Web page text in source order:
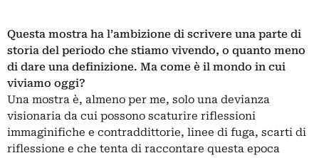
Questa mostra ha l’ambizione di scrivere una parte di
storia del periodo che stiamo vivendo, o quanto meno
di dare una definizione. Ma come è il mondo in cui
viviamo oggi?
Una mostra è, almeno per me, solo una devianza
visionaria da cui possono scaturire riflessioni
immaginifiche e contraddittorie, linee di fuga, scarti di
riflessione e che tenta di raccontare questa epoca